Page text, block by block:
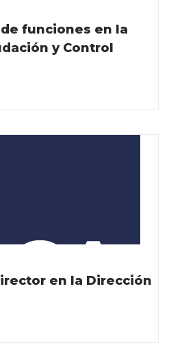
funciones en la
y Control
en la Dirección